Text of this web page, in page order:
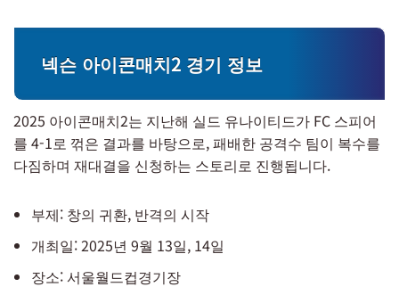
넥슨 아이콘매치2 경기 정보
2025 아이콘매치2는 지난해 실드 유나이티드가 FC 스피어
를 4-1로 꺾은 결과를 바탕으로, 패배한 공격수 팀이 복수를
다짐하며 재대결을 신청하는 스토리로 진행됩니다.
부제: 창의 귀환, 반격의 시작
개최일: 2025년 9월 13일, 14일
장소: 서울월드컵경기장